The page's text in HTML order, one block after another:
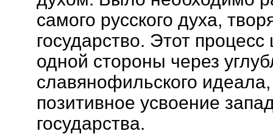
самого русского духа,
государство. Этот
одной стороны через
славянофильского
позитивное усвоение
государства.